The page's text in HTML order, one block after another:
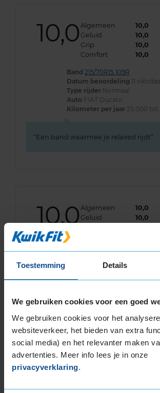
Toestemming Details
We gebruiken cookies voor een goed
We gebruiken cookies voor het
websiteverkeer, het bieden van extra
social media) en het relevanter maken
advertenties. Meer info lees je in onze
privacyverklaring.
10,0 Algemeen
10,0
Geluid
10,0
Grip
10,0
Comfort
10,0
Band 215/70R15 109R
Datum beoordeling 11
Type rijder Normaal
Auto FIAT Ducato
Kilometer per jaar 25.000 tot
Een band waarmee je relaxed rijdt
10,0Algemeen
10,0
Geluid
10,0
Datum beoordeling
7 augustus 2024
Auto FIAT Ducato 30 2.3 Multijet VAN
8,0 Algemeen
8,0
Geluid
7,0
Grip